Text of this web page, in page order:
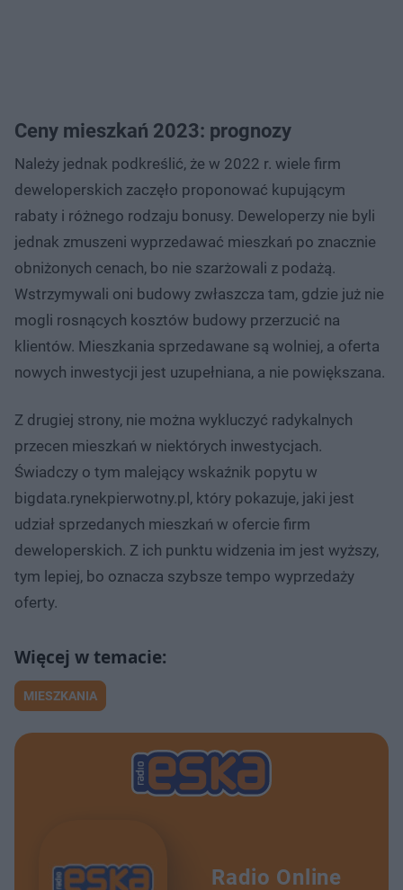
Ceny mieszkań 2023: prognozy
Należy jednak podkreślić, że w 2022 r. wiele firm
deweloperskich zaczęło proponować kupującym
rabaty i różnego rodzaju bonusy. Deweloperzy nie byli
jednak zmuszeni wyprzedawać mieszkań po znacznie
obniżonych cenach, bo nie szarżowali z podażą.
Wstrzymywali oni budowy zwłaszcza tam, gdzie już nie
mogli rosnących kosztów budowy przerzucić na
klientów. Mieszkania sprzedawane są wolniej, a oferta
nowych inwestycji jest uzupełniana, a nie powiększana.
Z drugiej strony, nie można wykluczyć radykalnych
przecen mieszkań w niektórych inwestycjach.
Świadczy o tym malejący wskaźnik popytu w
bigdata.rynekpierwotny.pl, który pokazuje, jaki jest
udział sprzedanych mieszkań w ofercie firm
deweloperskich. Z ich punktu widzenia im jest wyższy,
tym lepiej, bo oznacza szybsze tempo wyprzedaży
oferty.
MIESZKANIA
Radio Online